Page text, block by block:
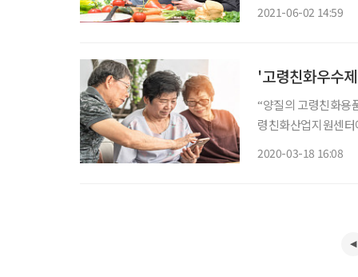
2021-06-02 14:59
'고령친화우수
“양질의 고령친화용품 생
령친화산업지원센터
2020-03-18 16:08